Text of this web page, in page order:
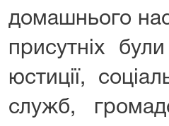
домашнього
присутніх
юстиції,
служб,